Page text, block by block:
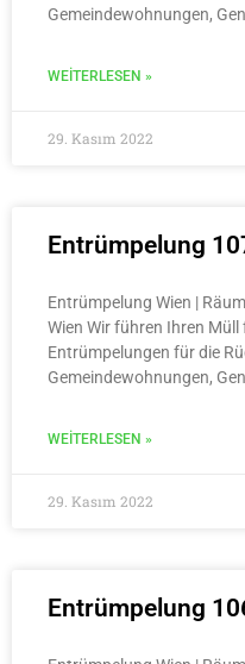
Gemeindewohnungen,
WEITERLESEN »
29. Kasım 2022
Entrümpelung
Entrümpelung Wien |
Wien Wir führen Ihren Müll
Entrümpelungen für die
Gemeindewohnungen,
WEITERLESEN »
29. Kasım 2022
Entrümpelung